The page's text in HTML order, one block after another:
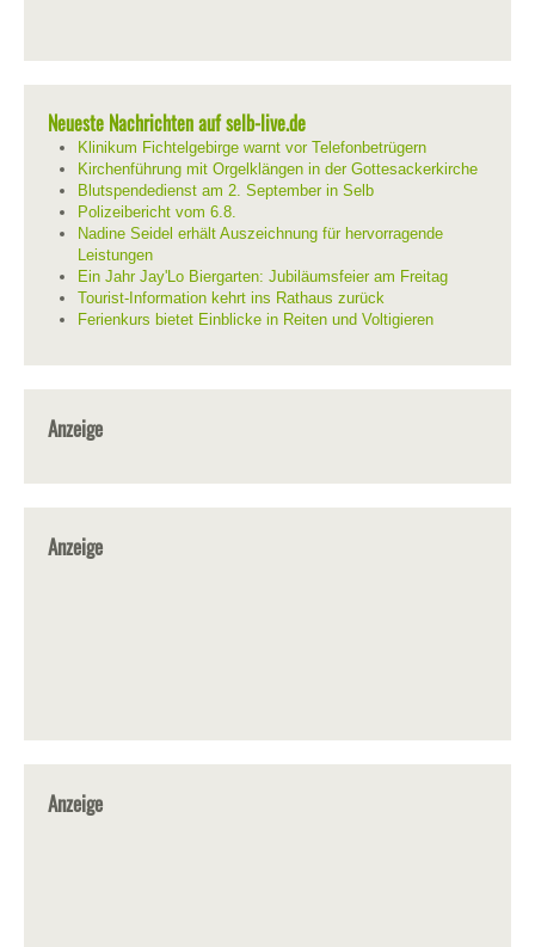
Neueste Nachrichten auf selb-live.de
Klinikum Fichtelgebirge warnt vor Telefonbetrügern
Kirchenführung mit Orgelklängen in der Gottesackerkirche
Blutspendedienst am 2. September in Selb
Polizeibericht vom 6.8.
Nadine Seidel erhält Auszeichnung für hervorragende
Leistungen
Ein Jahr Jay'Lo Biergarten: Jubiläumsfeier am Freitag
Tourist-Information kehrt ins Rathaus zurück
Ferienkurs bietet Einblicke in Reiten und Voltigieren
Anzeige
Anzeige
Anzeige